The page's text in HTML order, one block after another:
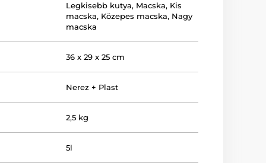
Legkisebb kutya, Macska, Kis
macska, Közepes macska, Nagy
macska
36 x 29 x 25 cm
Nerez + Plast
2,5 kg
5l